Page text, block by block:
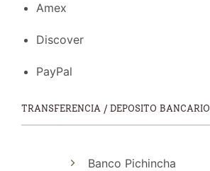
Amex
Discover
PayPal
TRANSFERENCIA / DEPOSITO BANCARIO
Banco Pichincha